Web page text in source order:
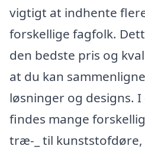
vigtigt at indhente
forskellige fagfolk.
den bedste pris og
at du kan
løsninger og designs.
findes mange
træ-_ til